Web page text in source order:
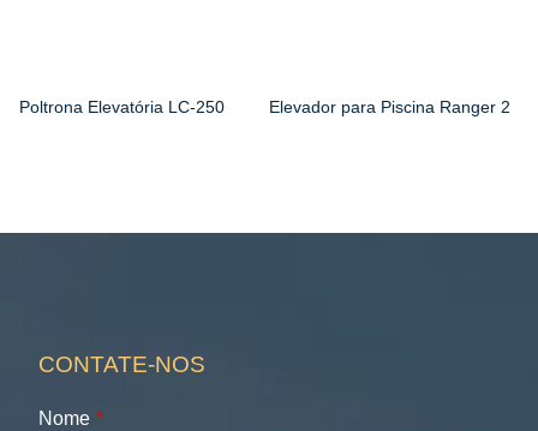
Poltrona Elevatória LC-250 Elevador para Piscina Ranger 2
CONTATE-NOS
Nome